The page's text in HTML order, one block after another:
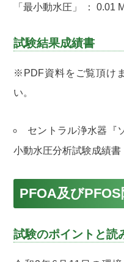
「最小動水圧」 ： 0.01
試験結果成績書
※PDF資料をご覧頂け
い。
セントラル浄水器『
小動水圧分析試験成績書
PFOA及び
試験のポイントと読